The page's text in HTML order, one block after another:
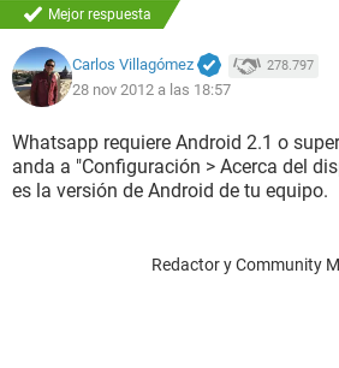
Mejor respuesta
Carlos Villagómez 278.797
28 nov 2012 a las 18:57
Whatsapp requiere Android 2.1 o
anda a "Configuración > Acerca del
es la versión de Android de tu equipo.
Redactor y Community